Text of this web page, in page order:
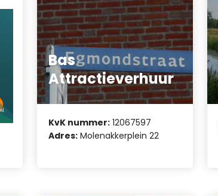
Bas
Attractieverhuur
KvK nummer: 12067597
Adres: Molenakkerplein 22